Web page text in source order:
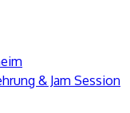
& Jam Session